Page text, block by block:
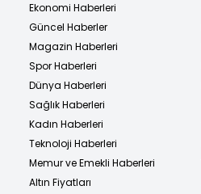
Ekonomi Haberleri
Güncel Haberler
Magazin Haberleri
Spor Haberleri
Dünya Haberleri
Sağlık Haberleri
Kadın Haberleri
Teknoloji Haberleri
Memur ve Emekli Haberleri
Altın Fiyatları